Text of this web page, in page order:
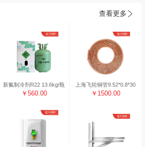
查看更多
新氟制冷剂R22 13.6kg/瓶
￥560.00
上海飞轮铜管9.52*0.8*30
￥1500.00